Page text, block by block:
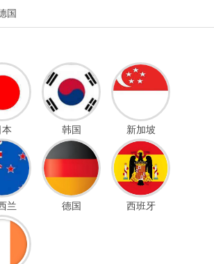
国
本 韩国 新加坡
兰 德国 西班牙